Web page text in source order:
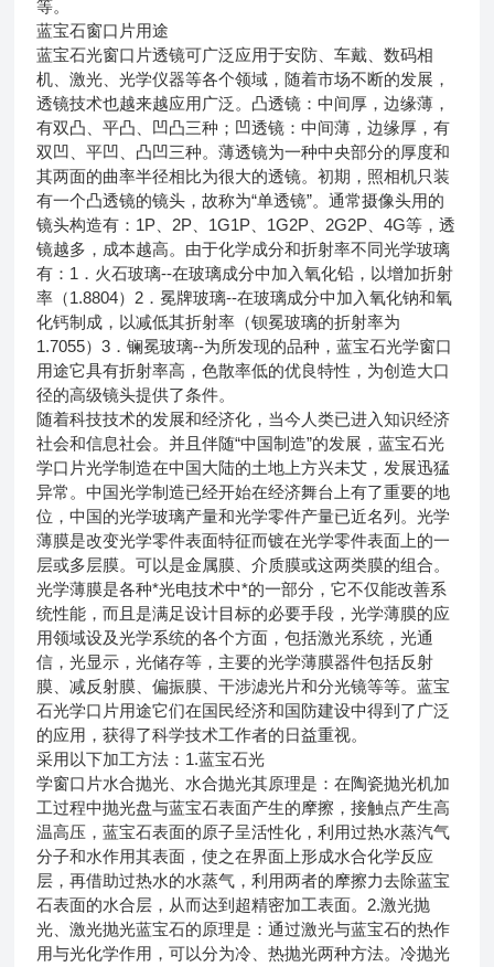
等。
蓝宝石窗口片用途
蓝宝石光窗口片透镜可广泛应用于安防、车戴、数码相
机、激光、光学仪器等各个领域，随着市场不断的发展，
透镜技术也越来越应用广泛。凸透镜：中间厚，边缘薄，
有双凸、平凸、凹凸三种；凹透镜：中间薄，边缘厚，有
双凹、平凹、凸凹三种。薄透镜为一种中央部分的厚度和
其两面的曲率半径相比为很大的透镜。初期，照相机只装
有一个凸透镜的镜头，故称为“单透镜”。通常摄像头用的
镜头构造有：1P、2P、1G1P、1G2P、2G2P、4G等，透
镜越多，成本越高。由于化学成分和折射率不同光学玻璃
有：1．火石玻璃--在玻璃成分中加入氧化铅，以增加折射
率（1.8804）2．冕牌玻璃--在玻璃成分中加入氧化钠和氧
化钙制成，以减低其折射率（钡冕玻璃的折射率为
1.7055）3．镧冕玻璃--为所发现的品种，蓝宝石光学窗口
用途它具有折射率高，色散率低的优良特性，为创造大口
径的高级镜头提供了条件。
随着科技技术的发展和经济化，当今人类已进入知识经济
社会和信息社会。并且伴随“中国制造”的发展，蓝宝石光
学口片光学制造在中国大陆的土地上方兴未艾，发展迅猛
异常。中国光学制造已经开始在经济舞台上有了重要的地
位，中国的光学玻璃产量和光学零件产量已近名列。光学
薄膜是改变光学零件表面特征而镀在光学零件表面上的一
层或多层膜。可以是金属膜、介质膜或这两类膜的组合。
光学薄膜是各种*光电技术中*的一部分，它不仅能改善系
统性能，而且是满足设计目标的必要手段，光学薄膜的应
用领域设及光学系统的各个方面，包括激光系统，光通
信，光显示，光储存等，主要的光学薄膜器件包括反射
膜、减反射膜、偏振膜、干涉滤光片和分光镜等等。蓝宝
石光学口片用途它们在国民经济和国防建设中得到了广泛
的应用，获得了科学技术工作者的日益重视。
采用以下加工方法：1.蓝宝石光
学窗口片水合抛光、水合抛光其原理是：在陶瓷抛光机加
工过程中抛光盘与蓝宝石表面产生的摩擦，接触点产生高
温高压，蓝宝石表面的原子呈活性化，利用过热水蒸汽气
分子和水作用其表面，使之在界面上形成水合化学反应
层，再借助过热水的水蒸气，利用两者的摩擦力去除蓝宝
石表面的水合层，从而达到超精密加工表面。2.激光抛
光、激光抛光蓝宝石的原理是：通过激光与蓝宝石的热作
用与光化学作用，可以分为冷、热抛光两种方法。冷抛光